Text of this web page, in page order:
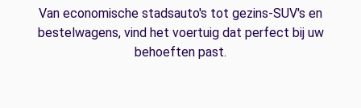
Van economische stadsauto's tot gezins-SUV's en
bestelwagens, vind het voertuig dat perfect bij uw
behoeften past.